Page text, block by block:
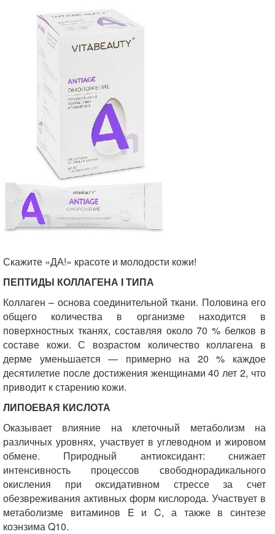
Скажите «ДА!» красоте и молодости кожи!
ПЕПТИДЫ КОЛЛАГЕНА I ТИПА
Коллаген – основа соединительной ткани. Половина его
общего количества в организме находится в
поверхностных тканях, составляя около 70 % белков в
составе кожи. С возрастом количество коллагена в
дерме уменьшается — примерно на 20 % каждое
десятилетие после достижения женщинами 40 лет 2, что
приводит к старению кожи.
ЛИПОЕВАЯ КИСЛОТА
Оказывает влияние на клеточный метаболизм на
различных уровнях, участвует в углеводном и жировом
обмене. Природный антиоксидант: снижает
интенсивность процессов свободнорадикального
окисления при оксидативном стрессе за счет
обезвреживания активных форм кислорода. Участвует в
метаболизме витаминов E и C, а также в синтезе
коэнзима Q10.